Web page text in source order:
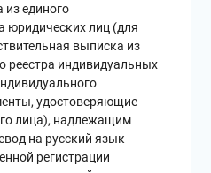
из единого
юридических лиц (для
выписка из
реестра индивидуальных
удостоверяющие
лица), надлежащим
на русский язык
регистрации